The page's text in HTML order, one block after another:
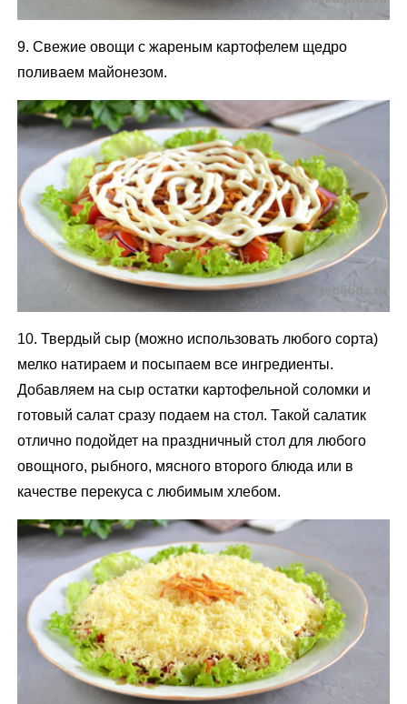
9. Свежие овощи с жареным картофелем щедро
поливаем майонезом.
10. Твердый сыр (можно использовать любого сорта)
мелко натираем и посыпаем все ингредиенты.
Добавляем на сыр остатки картофельной соломки и
готовый салат сразу подаем на стол. Такой салатик
отлично подойдет на праздничный стол для любого
овощного, рыбного, мясного второго блюда или в
качестве перекуса с любимым хлебом.